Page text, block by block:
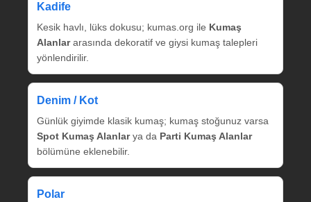
Kadife
Kesik havlı, lüks dokusu; kumas.org ile Kumaş
Alanlararasında dekoratif ve giysi kumaş talepleri
yönlendirilir.
Denim / Kot
Günlük giyimde klasik kumaş; kumaş stoğunuz varsa
Spot Kumaş Alanlarya da Parti Kumaş Alanlar
bölümüne eklenebilir.
Polar